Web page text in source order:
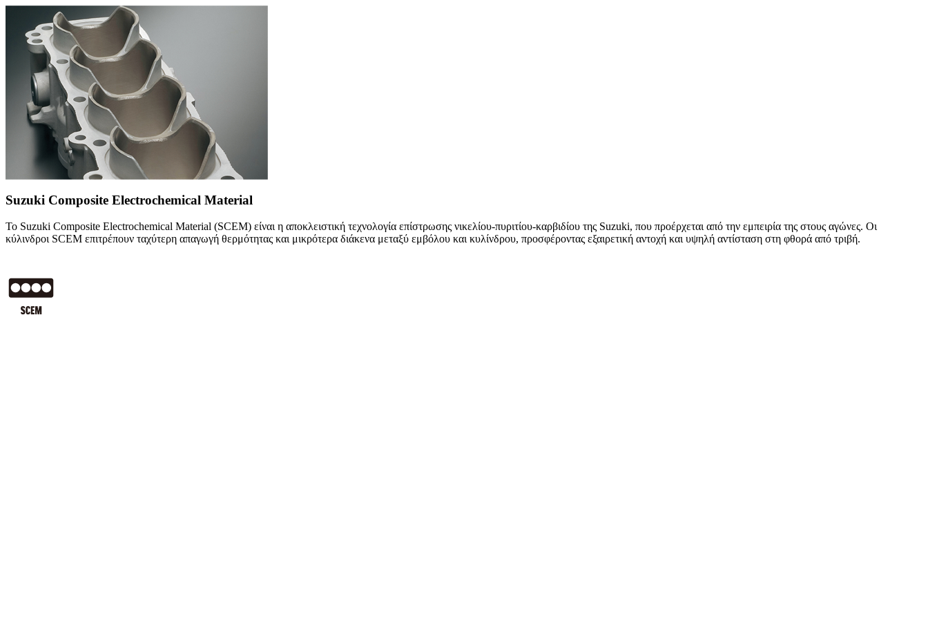
Suzuki Composite Electrochemical Material
Το Suzuki Composite Electrochemical Material (SCEM) είναι η αποκλειστική τεχνολογία επίστρωσης νικελίου-πυριτίου-καρβιδίου της Suzuki, που προέρχεται από την εμπειρία της στους αγώνες. Οι
κύλινδροι SCEM επιτρέπουν ταχύτερη απαγωγή θερμότητας και μικρότερα διάκενα μεταξύ εμβόλου και κυλίνδρου, προσφέροντας εξαιρετική αντοχή και υψηλή αντίσταση στη φθορά από τριβή.